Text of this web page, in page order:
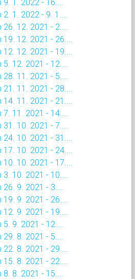
1. 2022 - 16....
1. 2022 - 9. 1....
12. 2021 - 2....
12. 2021 - 26....
12. 2021 - 19....
12. 2021 - 12....
11. 2021 - 5....
11. 2021 - 28....
11. 2021 - 21....
11. 2021 - 14....
10. 2021 - 7....
10. 2021 - 31....
10. 2021 - 24....
10. 2021 - 17....
10. 2021 - 10....
9. 2021 - 3....
9. 2021 - 26....
9. 2021 - 19....
9. 2021 - 12....
8. 2021 - 5....
8. 2021 - 29....
8. 2021 - 22....
8. 2021 - 15....